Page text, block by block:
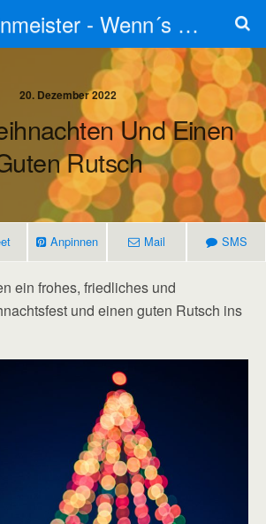
die steinmeister - Wenn´s um Stein geht stets zum Steinmetz
20. Dezember 2022
Und Einen
Rutsch
Anpinnen Mail SMS
ein frohes, friedliches und
und einen guten Rutsch ins